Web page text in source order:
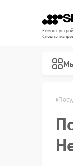
Ремонт